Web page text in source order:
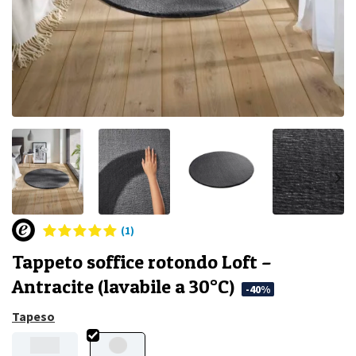
(1)
Tappeto soffice rotondo Loft –
Antracite (lavabile a 30°C)
-40%
Tapeso